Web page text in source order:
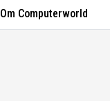
Om Computerworld